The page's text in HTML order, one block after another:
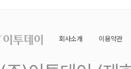
회사소개 이용약관